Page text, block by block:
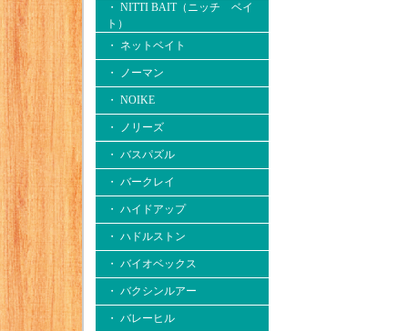
・ NITTI BAIT（ニッチ ベイ
ト）
・ ネットベイト
・ ノーマン
・ NOIKE
・ ノリーズ
・ バスパズル
・ バークレイ
・ ハイドアップ
・ ハドルストン
・ バイオベックス
・ バクシンルアー
・ バレーヒル